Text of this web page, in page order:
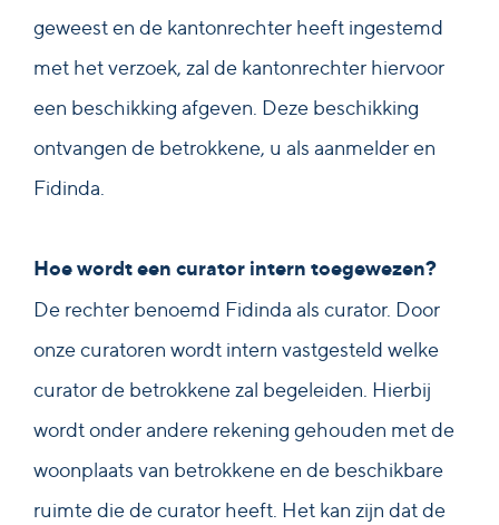
geweest en de kantonrechter heeft ingestemd
met het verzoek, zal de kantonrechter hiervoor
een beschikking afgeven. Deze beschikking
ontvangen de betrokkene, u als aanmelder en
Fidinda.
Hoe wordt een curator intern toegewezen?
De rechter benoemd Fidinda als curator. Door
onze curatoren wordt intern vastgesteld welke
curator de betrokkene zal begeleiden. Hierbij
wordt onder andere rekening gehouden met de
woonplaats van betrokkene en de beschikbare
ruimte die de curator heeft. Het kan zijn dat de